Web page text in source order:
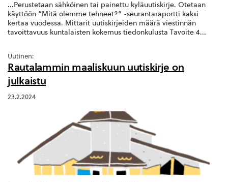
...Perustetaan sähköinen tai painettu kyläuutiskirje. Otetaan
käyttöön ”Mitä olemme tehneet?” -seurantaraportti kaksi
kertaa vuodessa. Mittarit uutiskirjeiden määrä viestinnän
tavoittavuus kuntalaisten kokemus tiedonkulusta Tavoite 4...
Uutinen:
Rautalammin maaliskuun uutiskirje on
julkaistu
23.2.2024